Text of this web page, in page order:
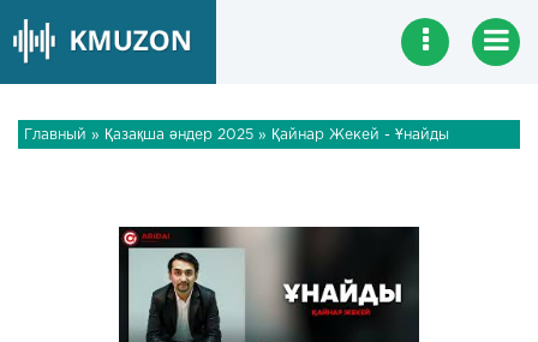
Главный » Қазақша әндер 2025 » Қайнар Жекей - Ұнайды